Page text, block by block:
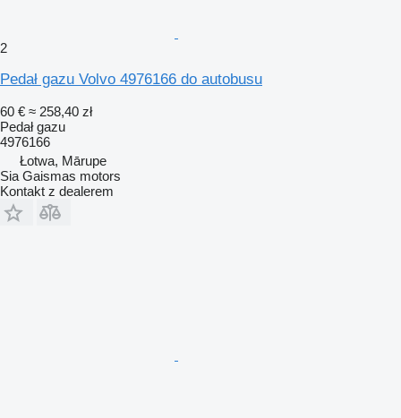
2
Pedał gazu Volvo 4976166 do autobusu
60 € ≈ 258,40 zł
Pedał gazu
4976166
Łotwa, Mārupe
Sia Gaismas motors
Kontakt z dealerem